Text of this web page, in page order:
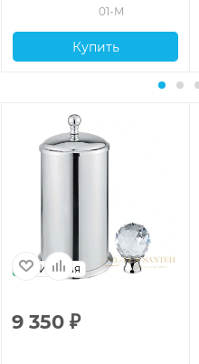
01-M
Купить
Италия
9 350 ₽